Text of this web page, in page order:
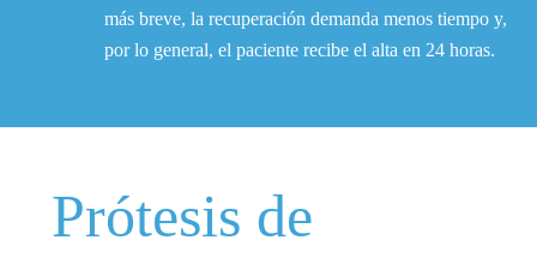
más breve, la recuperación demanda menos tiempo y,
por lo general, el paciente recibe el alta en 24 horas.
Prótesis de